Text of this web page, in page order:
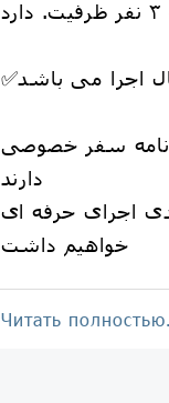
دارند
اجرای حرفه ای
خواهیم داشت
Читать